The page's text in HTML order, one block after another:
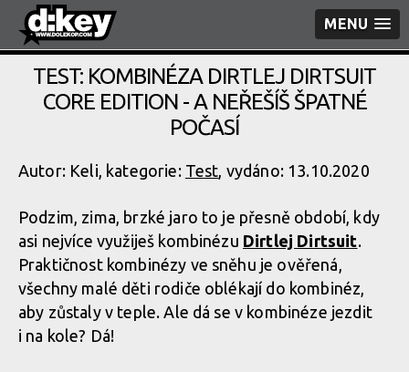
MENU
TEST: KOMBINÉZA DIRTLEJ DIRTSUIT
CORE EDITION - A NEŘEŠÍŠ ŠPATNÉ
POČASÍ
Autor: Keli, kategorie: Test, vydáno: 13.10.2020
Podzim, zima, brzké jaro to je přesně období, kdy
asi nejvíce využiješ kombinézu Dirtlej Dirtsuit.
Praktičnost kombinézy ve sněhu je ověřená,
všechny malé děti rodiče oblékají do kombinéz,
aby zůstaly v teple. Ale dá se v kombinéze jezdit
i na kole? Dá!